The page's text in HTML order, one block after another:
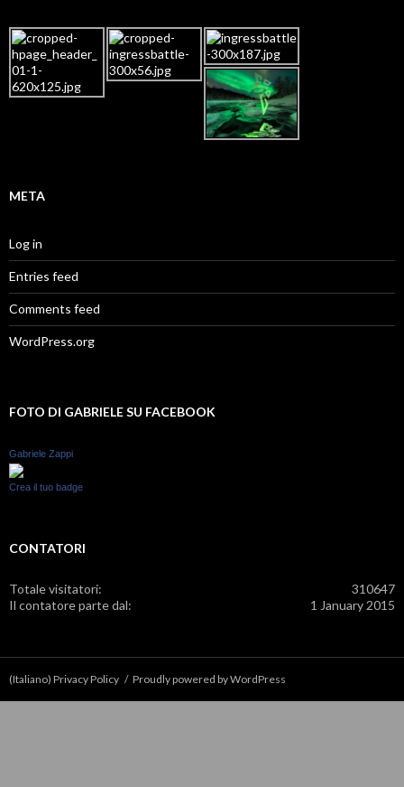
META
Log in
Entries feed
Comments feed
WordPress.org
FOTO DI GABRIELE SU FACEBOOK
Gabriele Zappi
Crea il tuo badge
CONTATORI
310647
Totale visitatori:
1 January 2015
Il contatore parte dal:
(Italiano) Privacy Policy Proudly powered by WordPress